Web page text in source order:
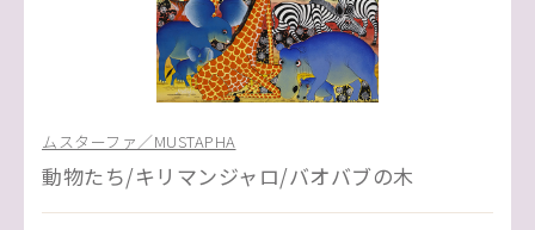
ムスターファ／MUSTAPHA
動物たち/キリマンジャロ/バオバブの木